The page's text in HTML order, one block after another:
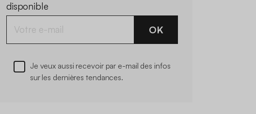
disponible
OK
Je veux aussi recevoir par e-mail des infos
sur les dernières tendances.